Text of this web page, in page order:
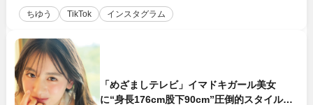
ちゆう TikTok インスタグラム
「めざましテレビ」イマドキガール美女
に“身長176cm股下90cm”圧倒的スタイルの